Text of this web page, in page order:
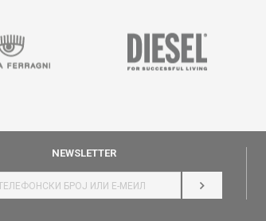
NEWSLETTER
НАЈАВИ СЕ